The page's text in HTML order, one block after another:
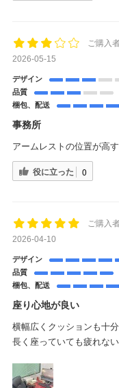
ご購入
2026-05-15
デザイン
品質
梱包、配送
事務所
アームレストの位置が高
役に立った 0
ご購入
2026-04-10
デザイン
品質
梱包、配送
座り心地が良い
横幅広くクッションも十
長く座っていても疲れな